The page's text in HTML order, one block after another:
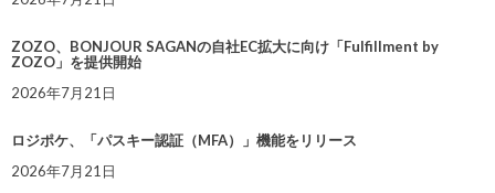
ZOZO、BONJOUR SAGANの自社EC拡大に向け「Fulfillment by
ZOZO」を提供開始
2026年7月21日
ロジポケ、「パスキー認証（MFA）」機能をリリース
2026年7月21日